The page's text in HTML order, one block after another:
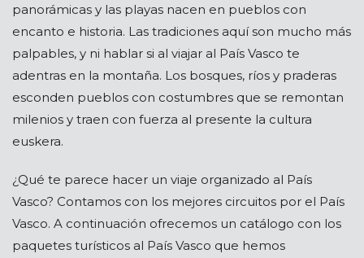
panorámicas y las playas nacen en pueblos con
encanto e historia. Las tradiciones aquí son mucho más
palpables, y ni hablar si al viajar al País Vasco te
adentras en la montaña. Los bosques, ríos y praderas
esconden pueblos con costumbres que se remontan
milenios y traen con fuerza al presente la cultura
euskera.
¿Qué te parece hacer un viaje organizado al País
Vasco? Contamos con los mejores circuitos por el País
Vasco. A continuación ofrecemos un catálogo con los
paquetes turísticos al País Vasco que hemos